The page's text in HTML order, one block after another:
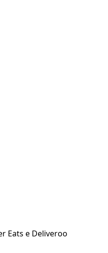
Eats e Deliveroo